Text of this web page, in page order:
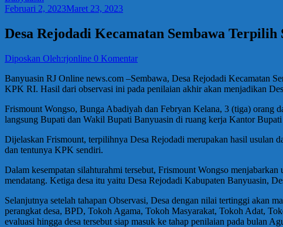
Februari 2, 2023Maret 23, 2023
Desa Rejodadi Kecamatan Sembawa
Diposkan Oleh:rjonline 0 Komentar
Banyuasin RJ Online news.com –Sembawa, Desa Rejodadi Kecamatan
KPK RI. Hasil dari observasi ini pada penilaian akhir akan menjadikan
Frismount Wongso, Bunga Abadiyah dan Febryan Kelana, 3 (tiga)
langsung Bupati dan Wakil Bupati Banyuasin di ruang kerja Kantor
Dijelaskan Frismount, terpilihnya Desa Rejodadi merupakan hasil usulan
dan tentunya KPK sendiri.
Dalam kesempatan silahturahmi tersebut, Frismount Wongso
mendatang. Ketiga desa itu yaitu Desa Rejodadi Kabupaten Banyuasin,
Selanjutnya setelah tahapan Observasi, Desa dengan nilai tertinggi akan
perangkat desa, BPD, Tokoh Agama, Tokoh Masyarakat, Tokoh Adat,
evaluasi hingga desa tersebut siap masuk ke tahap penilaian pada bulan